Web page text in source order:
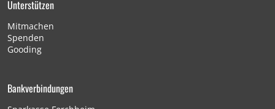
Unterstützen
Mitmachen
Spenden
Gooding
Bankverbindungen